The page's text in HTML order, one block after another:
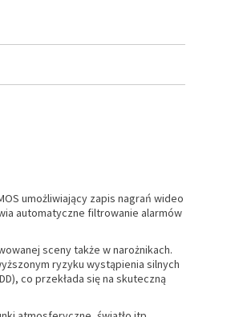
umożliwiający zapis nagrań wideo
automatyczne filtrowanie alarmów
sceny także w narożnikach.
ryzyku wystąpienia silnych
co przekłada się na skuteczną